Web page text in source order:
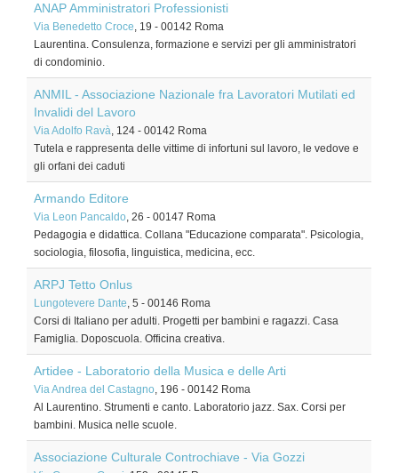
ANAP Amministratori Professionisti
Via Benedetto Croce, 19 - 00142 Roma
Laurentina. Consulenza, formazione e servizi per gli amministratori
di condominio.
ANMIL - Associazione Nazionale fra Lavoratori Mutilati ed
Invalidi del Lavoro
Via Adolfo Ravà, 124 - 00142 Roma
Tutela e rappresenta delle vittime di infortuni sul lavoro, le vedove e
gli orfani dei caduti
Armando Editore
Via Leon Pancaldo, 26 - 00147 Roma
Pedagogia e didattica. Collana "Educazione comparata". Psicologia,
sociologia, filosofia, linguistica, medicina, ecc.
ARPJ Tetto Onlus
Lungotevere Dante, 5 - 00146 Roma
Corsi di Italiano per adulti. Progetti per bambini e ragazzi. Casa
Famiglia. Doposcuola. Officina creativa.
Artidee - Laboratorio della Musica e delle Arti
Via Andrea del Castagno, 196 - 00142 Roma
Al Laurentino. Strumenti e canto. Laboratorio jazz. Sax. Corsi per
bambini. Musica nelle scuole.
Associazione Culturale Controchiave - Via Gozzi